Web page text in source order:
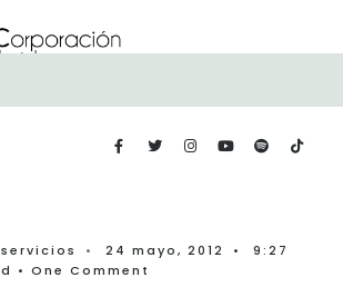
• 24 mayo, 2012 •
9:27
• One Comment